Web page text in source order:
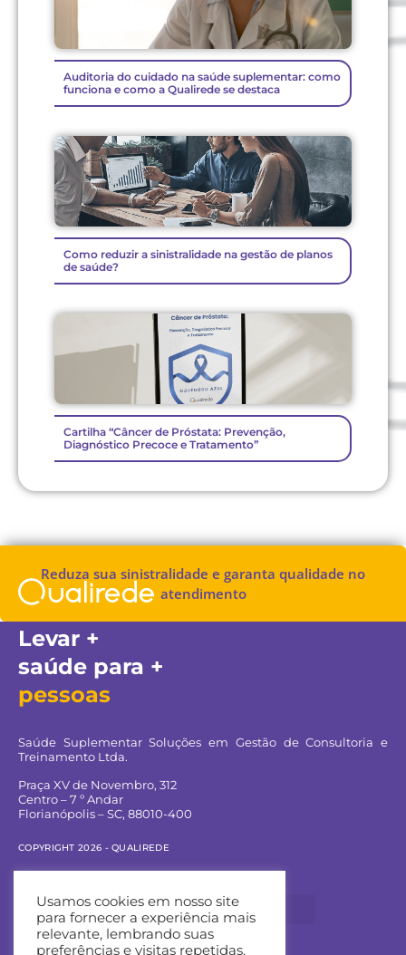
Auditoria do cuidado na saúde suplementar: como
funciona e como a Qualirede se destaca
Como reduzir a sinistralidade na gestão de planos
de saúde?
Cartilha “Câncer de Próstata: Prevenção,
Diagnóstico Precoce e Tratamento”
Reduza sua sinistralidade e garanta qualidade no
atendimento
Levar +
saúde para +
pessoas
Saúde Suplementar Soluções em Gestão de Consultoria e
Treinamento Ltda.
Praça XV de Novembro, 312
Centro – 7 º Andar
Florianópolis – SC, 88010-400
COPYRIGHT 2026 - QUALIREDE
Usamos cookies em nosso site
para fornecer a experiência mais
relevante, lembrando suas
preferências e visitas repetidas.